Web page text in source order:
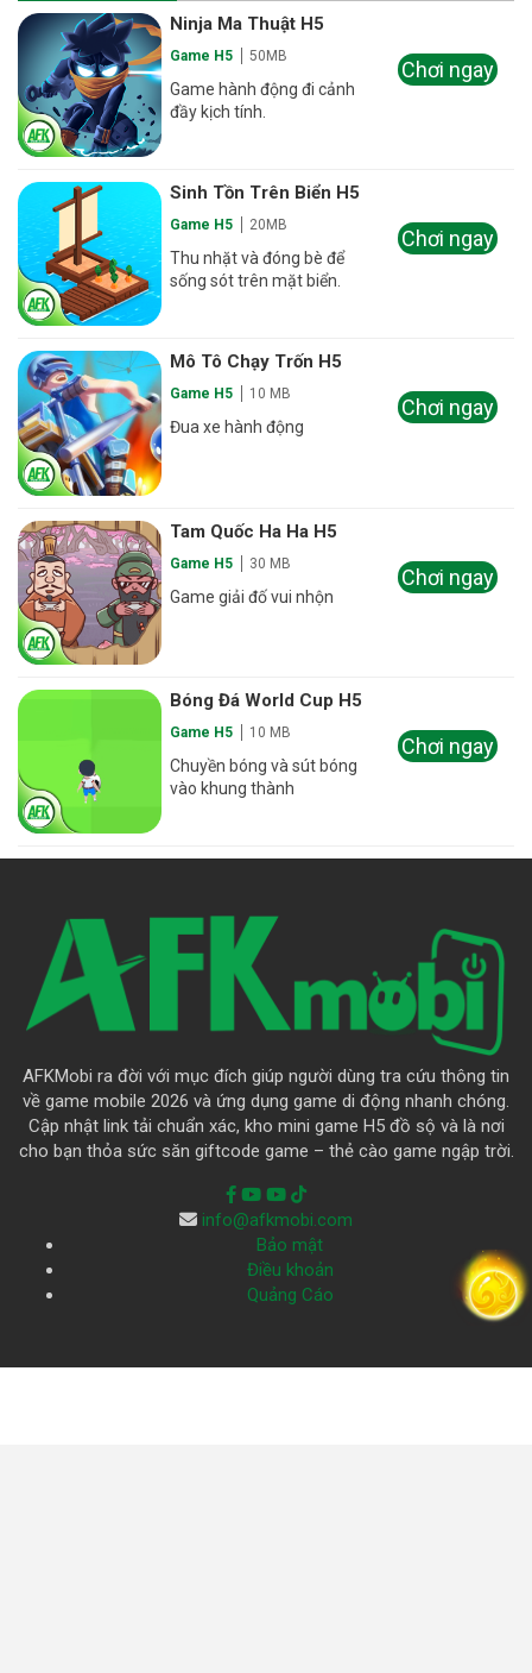
Ninja Ma Thuật H5
Game H5 50MB
Game hành động đi cảnh
đầy kịch tính.
Chơi ngay
Sinh Tồn Trên Biển H5
Game H5 20MB
Thu nhặt và đóng bè để
sống sót trên mặt biển.
Chơi ngay
Mô Tô Chạy Trốn H5
Game H5 10 MB
Đua xe hành động
Chơi ngay
Tam Quốc Ha Ha H5
Game H5 30 MB
Game giải đố vui nhộn
Chơi ngay
Bóng Đá World Cup H5
Game H5 10 MB
Chuyền bóng và sút bóng
vào khung thành
Chơi ngay
AFKMobi ra đời với mục đích giúp người dùng tra cứu thông tin
về game mobile 2026 và ứng dụng game di động nhanh chóng.
Cập nhật link tải chuẩn xác, kho mini game H5 đồ sộ và là nơi
cho bạn thỏa sức săn giftcode game – thẻ cào game ngập trời.
info@afkmobi.com
Bảo mật
Điều khoản
Quảng Cáo